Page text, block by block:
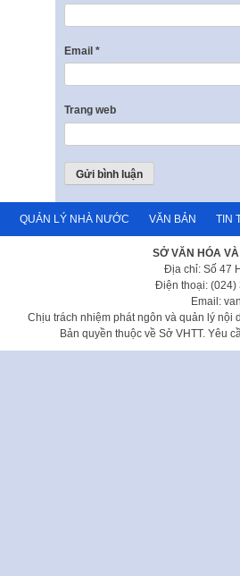
Email *
Trang web
QUẢN LÝ NHÀ NƯỚC VĂN BẢN TIN
SỞ VĂN HÓA
Địa chỉ: Số 47
Điện thoại: (024)
Email:
Chịu trách nhiệm phát ngôn và quản lý nội
Bản quyền thuộc về Sở VHTT. Yêu